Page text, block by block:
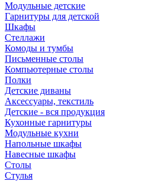
Модульные детские
Гарнитуры для детской
Шкафы
Стеллажи
Комоды и тумбы
Письменные столы
Компьютерные столы
Полки
Детские диваны
Аксессуары, текстиль
Детские - вся продукция
Кухонные гарнитуры
Модульные кухни
Напольные шкафы
Навесные шкафы
Столы
Стулья